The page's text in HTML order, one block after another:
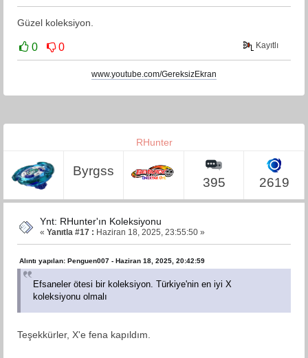
Güzel koleksiyon.
0 0 Kayıtlı
www.youtube.com/GereksizEkran
RHunter
Byrgss
395
2619
Ynt: RHunter'ın Koleksiyonu
« Yanıtla #17 : Haziran 18, 2025, 23:55:50 »
Alıntı yapılan: Penguen007 - Haziran 18, 2025, 20:42:59
Efsaneler ötesi bir koleksiyon. Türkiye'nin en iyi X
koleksiyonu olmalı
Teşekkürler, X'e fena kapıldım.